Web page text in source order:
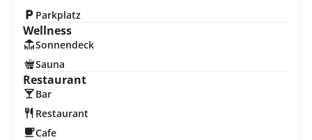
Parkplatz
Wellness
Sonnendeck
Sauna
Restaurant
Bar
Restaurant
Cafe